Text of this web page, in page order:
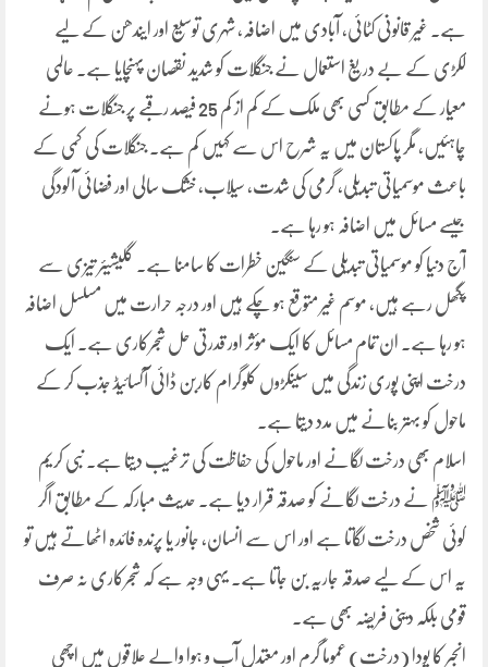
ہے۔ غیر قانونی کٹائی، آبادی میں اضافہ، شہری توسیع اور ایندھن کے لیے
لکڑی کے بے دریغ استعمال نے جنگلات کو شدید نقصان پہنچایا ہے۔ عالمی
معیار کے مطابق کسی بھی ملک کے کم از کم 25 فیصد رقبے پر جنگلات ہونے
چاہئیں، مگر پاکستان میں یہ شرح اس سے کہیں کم ہے۔ جنگلات کی کمی کے
باعث موسمیاتی تبدیلی، گرمی کی شدت، سیلاب، خشک سالی اور فضائی آلودگی
جیسے مسائل میں اضافہ ہو رہا ہے۔
آج دنیا کو موسمیاتی تبدیلی کے سنگین خطرات کا سامنا ہے۔ گلیشیئر تیزی سے
پگھل رہے ہیں، موسم غیر متوقع ہو چکے ہیں اور درجہ حرارت میں مسلسل اضافہ
ہو رہا ہے۔ ان تمام مسائل کا ایک مؤثر اور قدرتی حل شجرکاری ہے۔ ایک
درخت اپنی پوری زندگی میں سینکڑوں کلوگرام کاربن ڈائی آکسائیڈ جذب کر کے
ماحول کو بہتر بنانے میں مدد دیتا ہے۔
اسلام بھی درخت لگانے اور ماحول کی حفاظت کی ترغیب دیتا ہے۔ نبی کریم
ﷺ نے درخت لگانے کو صدقہ قرار دیا ہے۔ حدیث مبارکہ کے مطابق اگر
کوئی شخص درخت لگاتا ہے اور اس سے انسان، جانور یا پرندہ فائدہ اٹھاتے ہیں تو
یہ اس کے لیے صدقہ جاریہ بن جاتا ہے۔ یہی وجہ ہے کہ شجرکاری نہ صرف
قومی بلکہ دینی فریضہ بھی ہے۔
انجیر کا پودا (درخت) عموماً گرم اور معتدل آب و ہوا والے علاقوں میں اچھی